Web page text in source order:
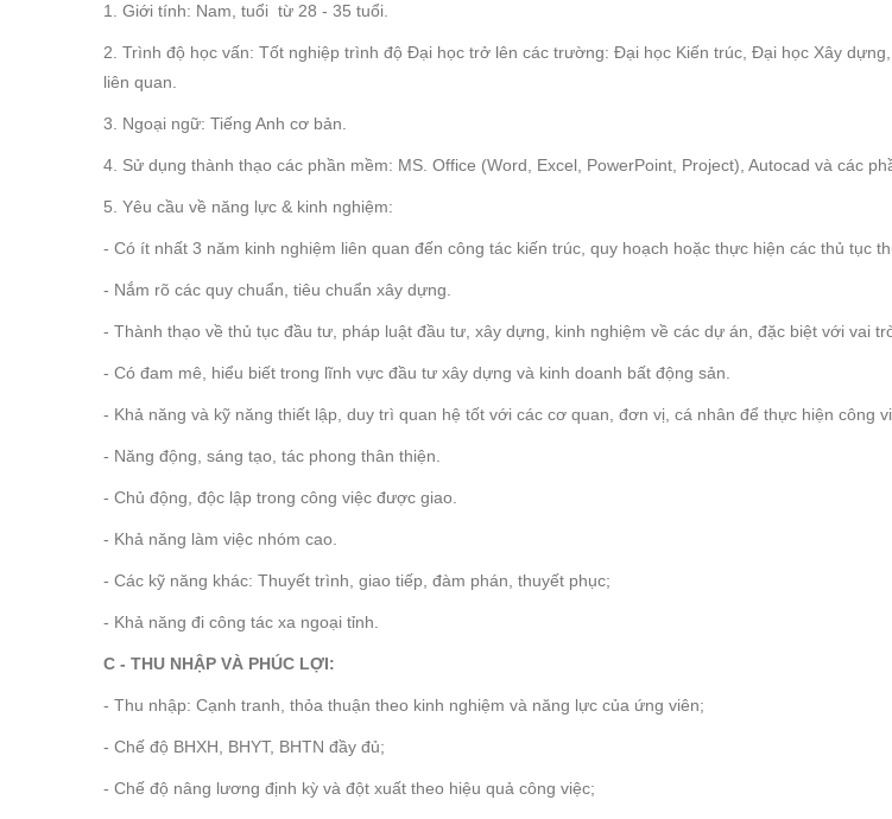
1. Giới tính: Nam, tuổi từ 28 - 35 tuổi.
2. Trình độ học vấn: Tốt nghiệp trình độ Đại học trở lên các trường: Đại học Kiến trúc, Đại học Xây
liên quan.
3. Ngoại ngữ: Tiếng Anh cơ bản.
4. Sử dụng thành thạo các phần mềm: MS. Office (Word, Excel, PowerPoint, Project), Autocad và các
5. Yêu cầu về năng lực & kinh nghiệm:
- Có ít nhất 3 năm kinh nghiệm liên quan đến công tác kiến trúc, quy hoạch hoặc thực hiện các thủ tục
- Nắm rõ các quy chuẩn, tiêu chuẩn xây dựng.
- Thành thạo về thủ tục đầu tư, pháp luật đầu tư, xây dựng, kinh nghiệm về các dự án, đặc biệt với vai
- Có đam mê, hiểu biết trong lĩnh vực đầu tư xây dựng và kinh doanh bất động sản.
- Khả năng và kỹ năng thiết lập, duy trì quan hệ tốt với các cơ quan, đơn vị, cá nhân để thực hiện công
- Năng động, sáng tạo, tác phong thân thiện.
- Chủ động, độc lập trong công việc được giao.
- Khả năng làm việc nhóm cao.
- Các kỹ năng khác: Thuyết trình, giao tiếp, đàm phán, thuyết phục;
- Khả năng đi công tác xa ngoại tỉnh.
C - THU NHẬP VÀ PHÚC LỢI:
- Thu nhập: Cạnh tranh, thỏa thuận theo kinh nghiệm và năng lực của ứng viên;
- Chế độ BHXH, BHYT, BHTN đầy đủ;
- Chế độ nâng lương định kỳ và đột xuất theo hiệu quả công việc;